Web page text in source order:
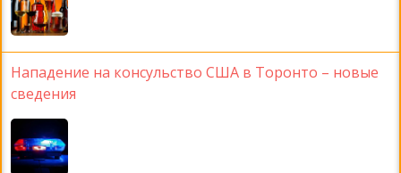
Нападение на консульство США в Торонто – новые
сведения